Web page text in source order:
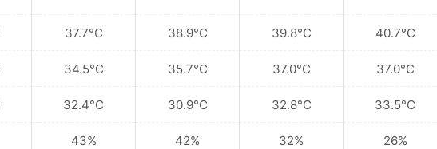
37.7°C
34.5°C
32.4°C
43%
38.9°C
35.7°C
30.9°C
42%
39.8°C
37.0°C
32.8°C
32%
40.7°C
37.0°C
33.5°C
26%